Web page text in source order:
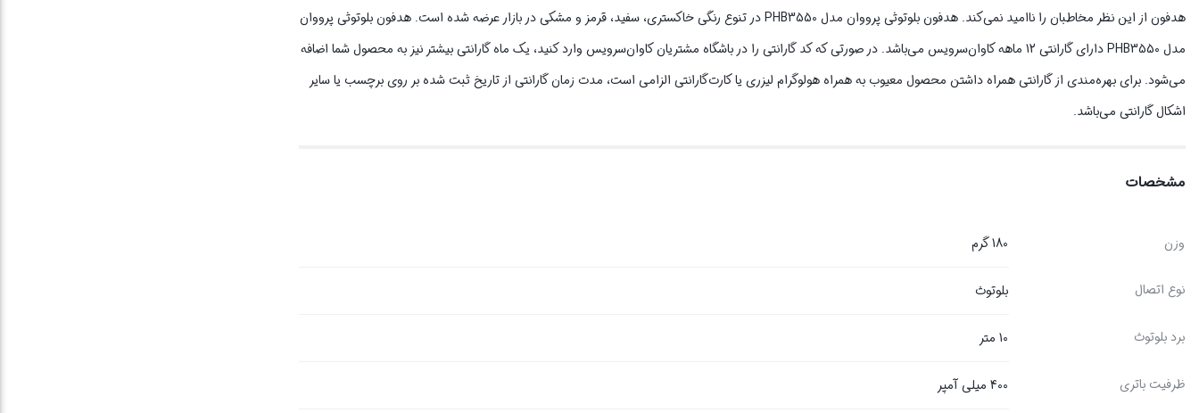
هدفون از این نظر مخاطبان را ناامید نمی‌کند. هدفون بلوتوثی پرووان مدل PHB3550 در تنوع رنگی خاکستری، سفید، قرمز و مشکی در بازار عرضه شده است. هدفون بلوتوثی پرووان
مدل PHB3550 دارای گارانتی 12 ماهه کاوان‌سرویس می‌باشد. در صورتی که کد گارانتی را در باشگاه مشتریان کاوان‌سرویس وارد کنید، یک ماه گارانتی بیشتر نیز به محصول شما اضافه
می‌شود. برای بهره‌مندی از گارانتی همراه داشتن محصول معیوب به همراه هولوگرام لیزری یا کارت‌گارانتی الزامی است، مدت زمان گارانتی از تاریخ ثبت شده بر روی برچسب یا سایر
اشکال گارانتی می‌باشد.
مشخصات
وزن 180 گرم
نوع اتصال بلوتوث
برد بلوتوث 10 متر
ظرفیت باتری 400 میلی آمپر